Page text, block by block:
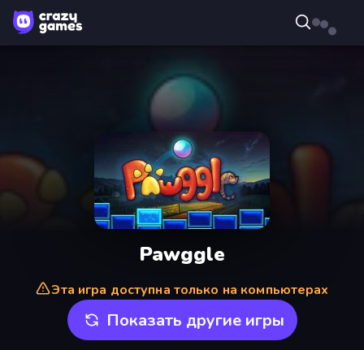
Pawggle
Эта игра доступна только на компьютерах
Показать другие игры